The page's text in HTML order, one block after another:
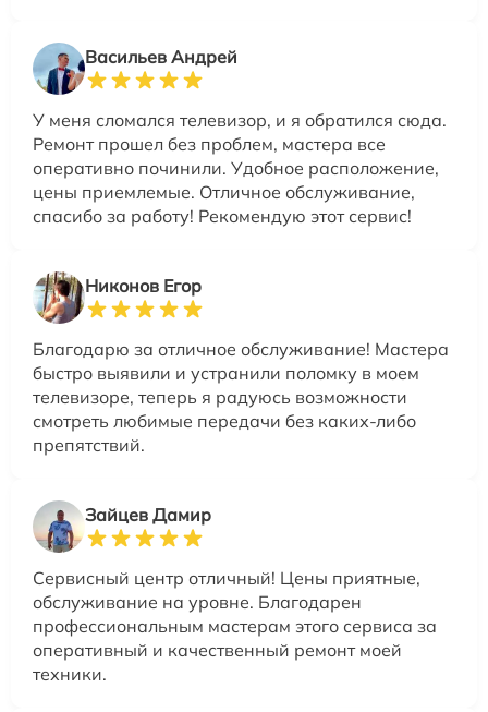
Васильев Андрей
У меня сломался телевизор, и я обратился сюда.
Ремонт прошел без проблем, мастера все
оперативно починили. Удобное расположение,
цены приемлемые. Отличное обслуживание,
спасибо за работу! Рекомендую этот сервис!
Никонов Егор
Благодарю за отличное обслуживание! Мастера
быстро выявили и устранили поломку в моем
телевизоре, теперь я радуюсь возможности
смотреть любимые передачи без каких-либо
препятствий.
Зайцев Дамир
Сервисный центр отличный! Цены приятные,
обслуживание на уровне. Благодарен
профессиональным мастерам этого сервиса за
оперативный и качественный ремонт моей
техники.